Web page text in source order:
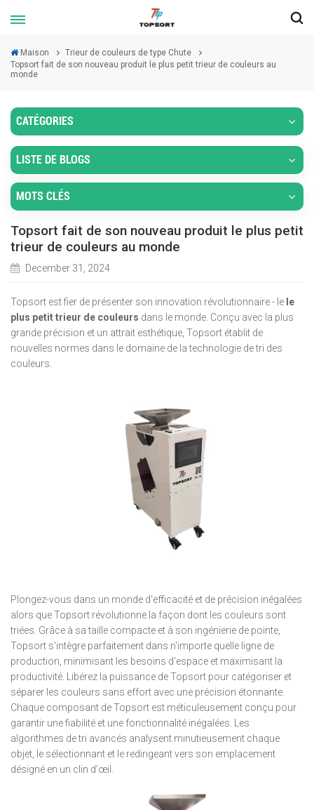
Maison
Trieur de couleurs de type Chute
Topsort fait de son nouveau produit le plus petit trieur de couleurs au
monde
CATÉGORIES
LISTE DE BLOGS
MOTS CLÉS
Topsort fait de son nouveau produit le plus petit
trieur de couleurs au monde
December 31, 2024
Topsort est fier de présenter son innovation révolutionnaire - le le
plus petit trieur de couleurs dans le monde. Conçu avec la plus
grande précision et un attrait esthétique, Topsort établit de
nouvelles normes dans le domaine de la technologie de tri des
couleurs.
Plongez-vous dans un monde d'efficacité et de précision inégalées
alors que Topsort révolutionne la façon dont les couleurs sont
triées. Grâce à sa taille compacte et à son ingénierie de pointe,
Topsort s'intègre parfaitement dans n'importe quelle ligne de
production, minimisant les besoins d'espace et maximisant la
productivité. Libérez la puissance de Topsort pour catégoriser et
séparer les couleurs sans effort avec une précision étonnante.
Chaque composant de Topsort est méticuleusement conçu pour
garantir une fiabilité et une fonctionnalité inégalées. Les
algorithmes de tri avancés analysent minutieusement chaque
objet, le sélectionnant et le redirigeant vers son emplacement
désigné en un clin d’œil.